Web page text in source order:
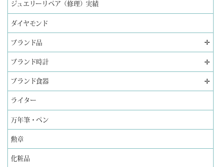
ジュエリーリペア（修理）実績
ダイヤモンド
ブランド品 ✛
ブランド時計 ✛
ブランド食器 ✛
ライター
万年筆・ペン
勲章
化粧品